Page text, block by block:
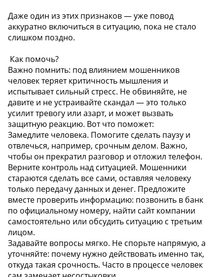
Даже один из этих признаков — уже повод
аккуратно включиться в ситуацию, пока не стало
слишком поздно.
️ Как помочь?
Важно помнить: под влиянием мошенников
человек теряет критичность мышления и
испытывает сильный стресс. Не обвиняйте, не
давите и не устраивайте скандал — это только
усилит тревогу или азарт, и может вызвать
защитную реакцию. Вот что поможет:
Замедлите человека. Помогите сделать паузу и
отвлечься, например, срочным делом. Важно,
чтобы он прекратил разговор и отложил телефон.
Верните контроль над ситуацией. Мошенники
стараются сделать все сами, оставляя человеку
только передачу данных и денег. Предложите
вместе проверить информацию: позвонить в банк
по официальному номеру, найти сайт компании
самостоятельно или обсудить ситуацию с третьим
лицом.
Задавайте вопросы мягко. Не спорьте напрямую, а
уточняйте: почему нужно действовать именно так,
откуда такая срочность. Часто в процессе человек